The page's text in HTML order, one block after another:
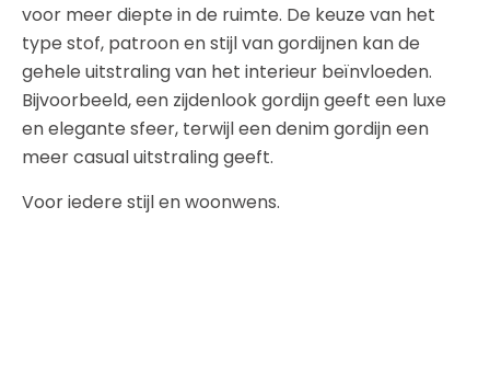
voor meer diepte in de ruimte. De keuze van het
type stof, patroon en stijl van gordijnen kan de
gehele uitstraling van het interieur beïnvloeden.
Bijvoorbeeld, een zijdenlook gordijn geeft een luxe
en elegante sfeer, terwijl een denim gordijn een
meer casual uitstraling geeft.
Voor iedere stijl en woonwens.